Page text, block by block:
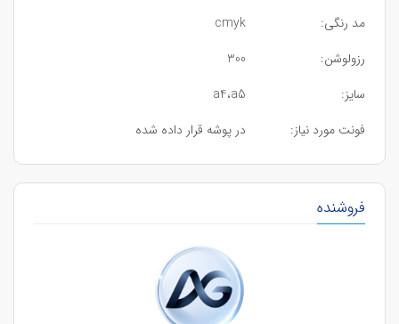
مد رنگی:
cmyk
رزولوشن:
300
سایز:
a4،a5
فونت مورد نیاز:
در پوشه قرار داده شده
فروشنده